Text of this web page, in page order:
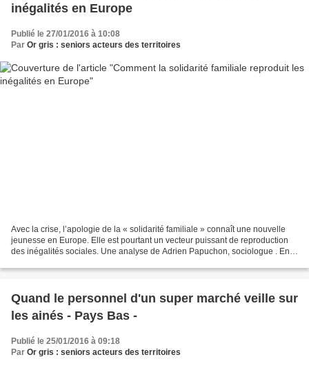
inégalités en Europe
Publié le 27/01/2016 à 10:08
Par Or gris : seniors acteurs des territoires
Avec la crise, l’apologie de la « solidarité familiale » connaît une nouvelle
jeunesse en Europe. Elle est pourtant un vecteur puissant de reproduction
des inégalités sociales. Une analyse de Adrien Papuchon, sociologue . En
Quand le personnel d'un super marché veille sur
les ainés - Pays Bas -
Publié le 25/01/2016 à 09:18
Par Or gris : seniors acteurs des territoires